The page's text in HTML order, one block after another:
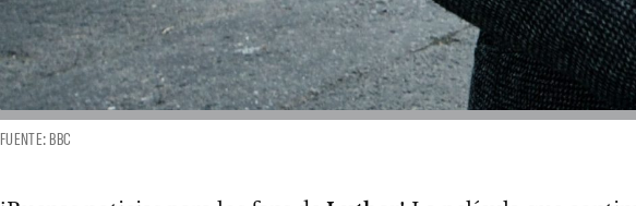
FUENTE: BBC